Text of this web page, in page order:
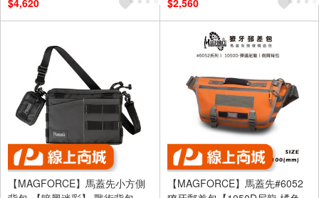
【MAGFORCE】馬蓋先小方側
【MAGFORCE】馬蓋先#6052